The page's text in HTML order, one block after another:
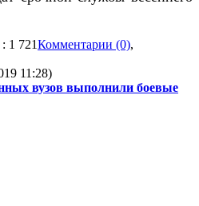
1 721Комментарии (0),
11:28)
вузов выполнили боевые